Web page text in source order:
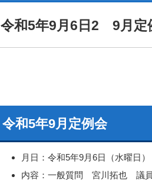
令和5年9月6日2 9月定
令和5年9月定例会
月日：令和5年9月6日（水曜日）
内容：一般質問 宮川拓也 議員